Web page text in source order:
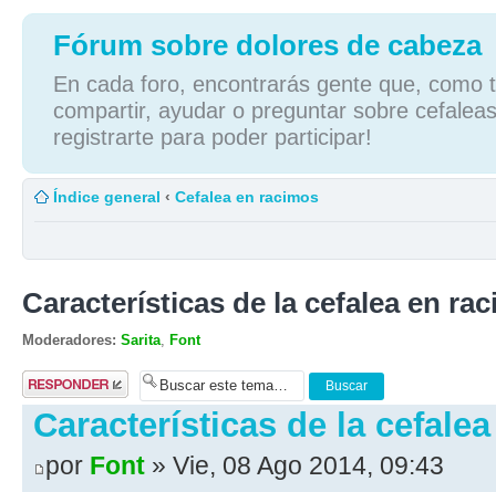
Fórum sobre dolores de cabeza
En cada foro, encontrarás gente que, como
compartir, ayudar o preguntar sobre
registrarte para poder participar!
Índice general ‹ Cefalea en racimos
Características de la cefalea en
Moderadores: Sarita Font
Publicar una
respuesta
Características de la
por Font » Vie, 08 Ago 2014, 09:43